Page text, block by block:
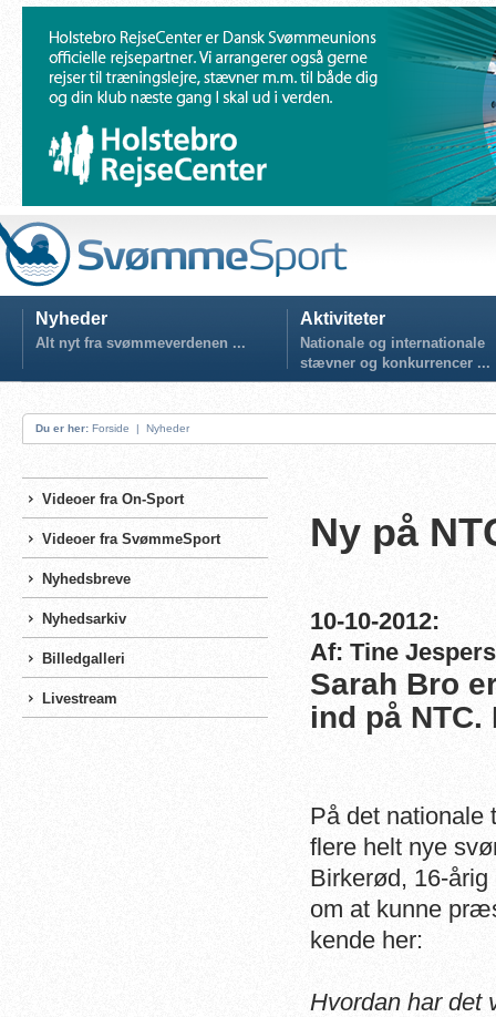
Nyheder
Alt nyt fra svømmeverdenen ...
Aktiviteter
Nationale og internationale
stævner og konkurrencer ...
Du er her: Forside | Nyheder
Videoer fra On-Sport
Videoer fra SvømmeSport
Nyhedsbreve
Nyhedsarkiv
Billedgalleri
Livestream
Ny på
10-10-2012:
Af: Tine
Sarah Bro
ind på
På det
flere helt nye
Birkerød, 16-
om at kunne
kende her:
Hvordan har det